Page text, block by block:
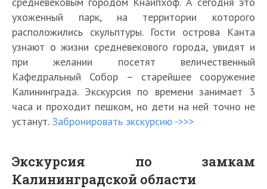
ухоженный парк, на территории которого
расположились скульптуры. Гости острова Канта
узнают о жизни средневекового города, увидят и
при желании посетят величественный
Кафедральный Собор – старейшее сооружение
Калининграда. Экскурсия по времени занимает 3
часа и проходит пешком, но дети на ней точно не
устанут. Забронировать экскурсию ->>>
Экскурсия по замкам
Калининградской области